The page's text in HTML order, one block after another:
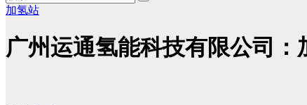
加氢站
广州运通氢能科技有限公司